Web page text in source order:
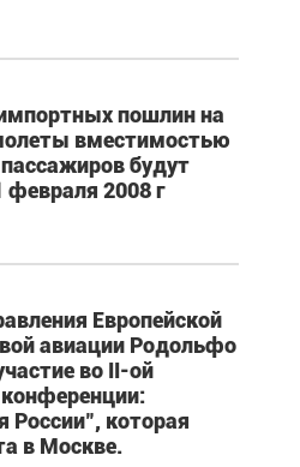
пошлин на
вместимостью
будут
февраля 2008 г
Европейской
авиации Родольфо
во II-ой
России", которая
в Москве.